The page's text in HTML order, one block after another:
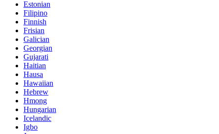
Estonian
Filipino
Finnish
Frisian
Galician
Georgian
Gujarati
Haitian
Hausa
Hawaiian
Hebrew
Hmong
Hungarian
Icelandic
Igbo